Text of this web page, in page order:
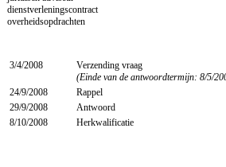
dienstverleningscontract
overheidsopdrachten
3/4/2008
Verzending vraag
(Einde van de antwoordtermijn: 8/5/
24/9/2008
Rappel
29/9/2008
Antwoord
8/10/2008
Herkwalificatie